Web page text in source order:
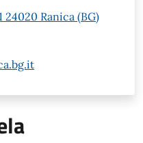
24020 Ranica (BG)